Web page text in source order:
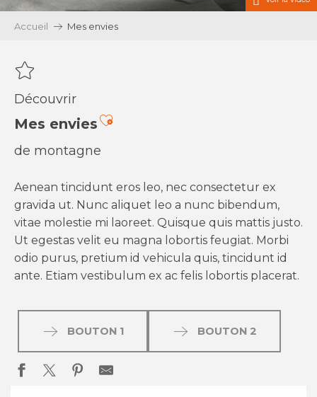
Accueil Mes envies
Découvrir
Mes enviesAjouter aux favoris
de montagne
Aenean tincidunt eros leo, nec consectetur ex
gravida ut. Nunc aliquet leo a nunc bibendum,
vitae molestie mi laoreet. Quisque quis mattis justo.
Ut egestas velit eu magna lobortis feugiat. Morbi
odio purus, pretium id vehicula quis, tincidunt id
ante. Etiam vestibulum ex ac felis lobortis placerat.
BOUTON 1 BOUTON 2